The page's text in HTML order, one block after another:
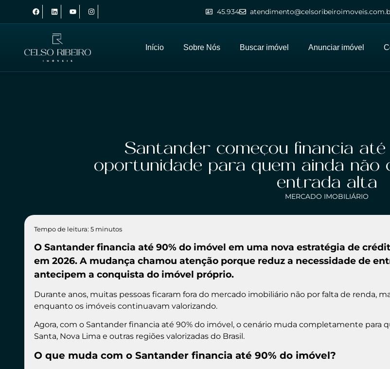
45.934
Início Sobre Nós Buscar imóvel Anunciar imóvel
Santander começou financia
oportunidade para quem ainda não
entrada alta
MERCADO IMOBILIÁRIO
Tempo de leitura: 5 minutos
O Santander financia até 90% do imóvel em uma nova estratégia de
em 2026. A mudança chamou atenção porque reduz a necessidade de
antecipem a conquista do imóvel próprio.
Durante anos, muitas pessoas ficaram fora do mercado imobiliário não por falta de renda,
enquanto os imóveis continuavam valorizando.
Agora, com o Santander financia até 90% do imóvel, o cenário muda completamente para
Santa, Nova Lima e outras regiões valorizadas do Brasil.
O que muda com o Santander financia até 90% do imóvel?